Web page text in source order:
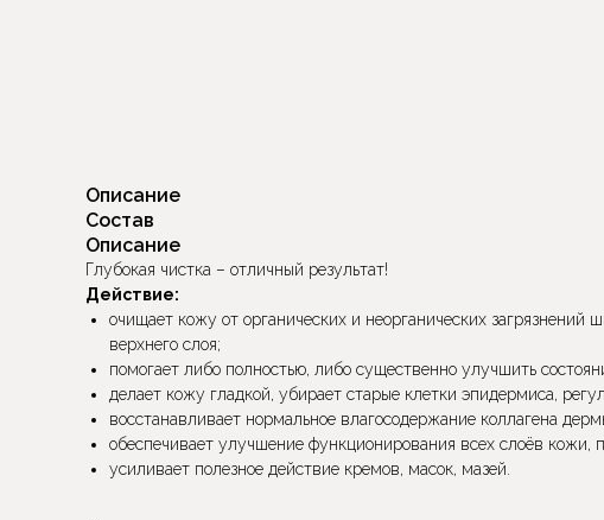
Описание
Состав
Описание
Глубокая чистка – отличный результат!
Действие:
очищает кожу от органических и неорганических загрязнений
верхнего слоя;
помогает либо полностью, либо существенно улучшить
делает кожу гладкой, убирает старые клетки эпидермиса,
восстанавливает нормальное влагосодержание коллагена
обеспечивает улучшение функционирования всех слоёв кожи,
усиливает полезное действие кремов, масок, мазей.